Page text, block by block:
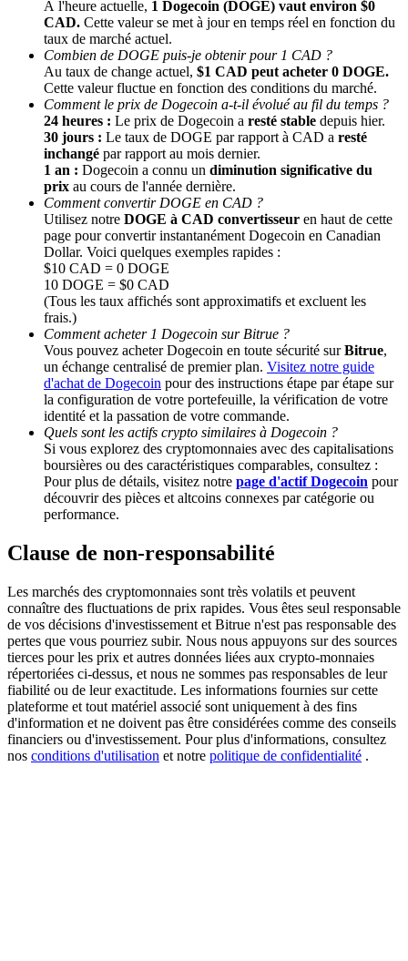
Gagner
Cochon de puissance
Gagnez quotidiennement des récompenses compétitives
Jalonnement
Launchpool
Staking flexible pour gagner des jetons populaires
À l'heure actuelle, 1 Dogecoin (DOGE) vaut environ $0
CAD. Cette valeur se met à jour en temps réel en fonction du
taux de marché actuel.
Combien de DOGE puis-je obtenir pour 1 CAD ?
Au taux de change actuel, $1 CAD peut acheter 0 DOGE.
Cette valeur fluctue en fonction des conditions du marché.
Comment le prix de Dogecoin a-t-il évolué au fil du temps ?
24 heures : Le prix de Dogecoin a resté stable depuis hier.
30 jours : Le taux de DOGE par rapport à CAD a resté
inchangé par rapport au mois dernier.
1 an : Dogecoin a connu un diminution significative du
prix au cours de l'année dernière.
Comment convertir DOGE en CAD ?
Utilisez notre DOGE à CAD convertisseur en haut de cette
page pour convertir instantanément Dogecoin en Canadian
Dollar. Voici quelques exemples rapides :
$10 CAD = 0 DOGE
10 DOGE = $0 CAD
(Tous les taux affichés sont approximatifs et excluent les
frais.)
Comment acheter 1 Dogecoin sur Bitrue ?
Vous pouvez acheter Dogecoin en toute sécurité surBitrue,
un échange centralisé de premier plan. Visitez notre guide
d'achat de Dogecoin pour des instructions étape par étape sur
la configuration de votre portefeuille, la vérification de votre
identité et la passation de votre commande.
Quels sont les actifs crypto similaires à Dogecoin ?
Si vous explorez des cryptomonnaies avec des capitalisations
boursières ou des caractéristiques comparables, consultez :
Pour plus de détails, visitez notre page d'actif Dogecoin pour
découvrir des pièces et altcoins connexes par catégorie ou
performance.
Clause de non-responsabilité
Les marchés des cryptomonnaies sont très volatils et peuvent
connaître des fluctuations de prix rapides. Vous êtes seul responsable
de vos décisions d'investissement et Bitrue n'est pas responsable des
pertes que vous pourriez subir. Nous nous appuyons sur des sources
tierces pour les prix et autres données liées aux crypto-monnaies
répertoriées ci-dessus, et nous ne sommes pas responsables de leur
fiabilité ou de leur exactitude. Les informations fournies sur cette
plateforme et tout matériel associé sont uniquement à des fins
d'information et ne doivent pas être considérées comme des conseils
financiers ou d'investissement. Pour plus d'informations, consultez
nos conditions d'utilisation et notre politique de confidentialité .